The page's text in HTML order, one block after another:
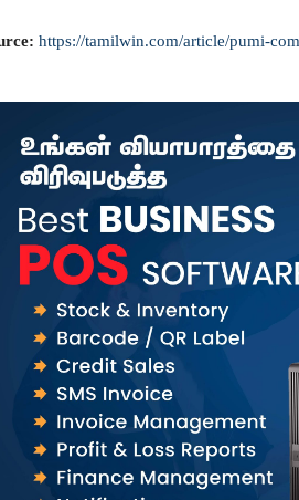
https://tamilwin.com/article/pumi-